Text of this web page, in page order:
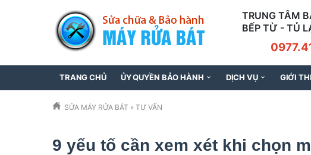
TRUNG TÂM
BẾP TỪ - TỦ
TRANG CHỦ ỦY QUYỀN BẢO HÀNH DỊCH VỤ GIỚI
SỬA MÁY RỬA BÁT » TƯ VẤN
9 yếu tố cần xem xét khi chọn